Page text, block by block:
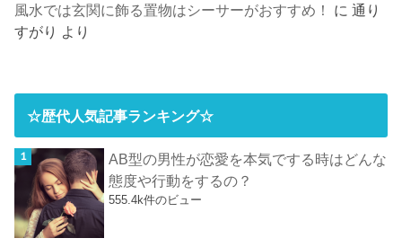
風水では玄関に飾る置物はシーサーがおすすめ！ に通り
すがり より
☆歴代人気記事ランキング☆
AB型の男性が恋愛を本気でする時はどんな
態度や行動をするの？
555.4k件のビュー